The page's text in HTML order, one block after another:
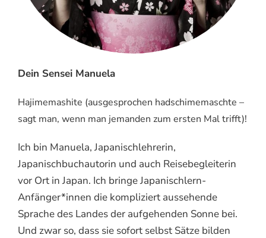
Dein Sensei Manuela
Hajimemashite (ausgesprochen hadschimemaschte –
sagt man, wenn man jemanden zum ersten Mal trifft)!
Ich bin Manuela, Japanischlehrerin,
Japanischbuchautorin und auch Reisebegleiterin
vor Ort in Japan. Ich bringe Japanischlern-
Anfänger*innen die kompliziert aussehende
Sprache des Landes der aufgehenden Sonne bei.
Und zwar so, dass sie sofort selbst Sätze bilden